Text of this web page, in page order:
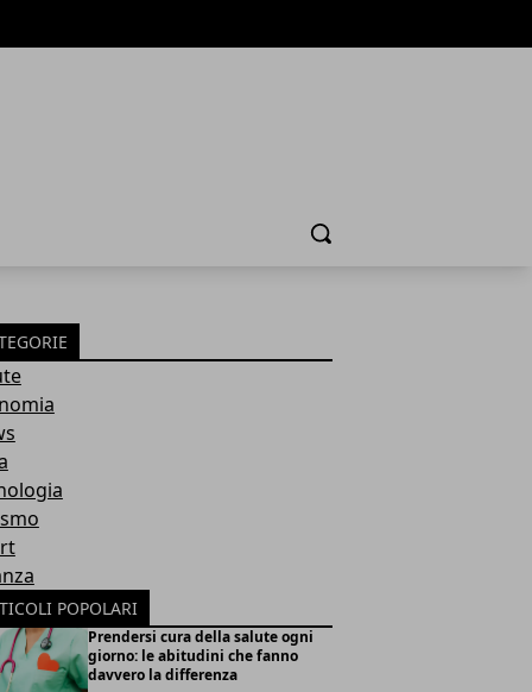
Cerca
POPOLARI
Prendersi cura della salute ogni
giorno: le abitudini che fanno
davvero la differenza